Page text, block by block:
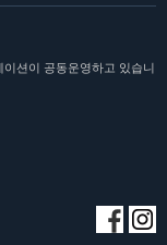
션이 공동운영하고 있습니